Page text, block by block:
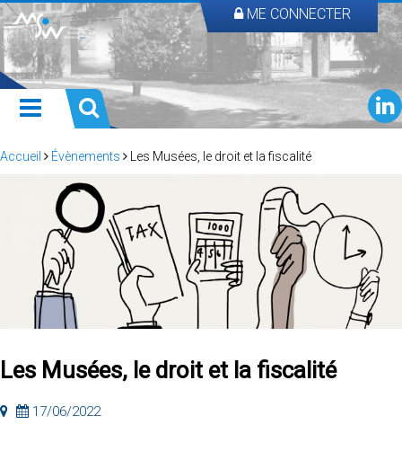
ME CONNECTER
Accueil Évènements Les Musées, le droit et la fiscalité
Les Musées, le droit et la fiscalité
17/06/2022